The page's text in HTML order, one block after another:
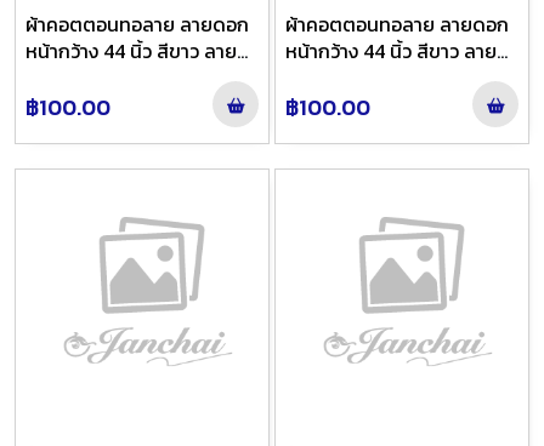
ผ้าคอตตอนทอลาย ลายดอก
หน้ากว้าง 44 นิ้ว สีขาว ลาย
฿100.00
ผ้าคอตตอนทอลาย ลายดอก
หน้ากว้าง 44 นิ้ว สีขาว ลาย
฿100.00